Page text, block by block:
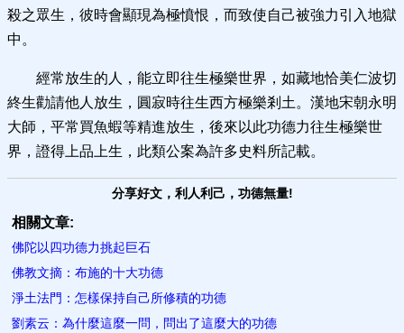
殺之眾生，彼時會顯現為極憤恨，而致使自己被強力引入地獄
中。
經常放生的人，能立即往生極樂世界，如藏地恰美仁波切
終生勸請他人放生，圓寂時往生西方極樂剎土。漢地宋朝永明
大師，平常買魚蝦等精進放生，後來以此功德力往生極樂世
界，證得上品上生，此類公案為許多史料所記載。
分享好文，利人利己，功德無量!
相關文章:
佛陀以四功德力挑起巨石
佛教文摘：布施的十大功德
淨土法門：怎樣保持自己所​修積的功德
劉素云：為什麼這麼一問，問出了這麼大的功德